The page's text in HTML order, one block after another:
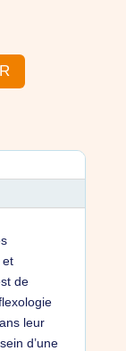
et
de
leur
d’une